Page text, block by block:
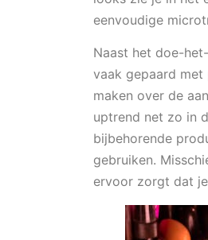
eenvoudige
Naast het doe-
vaak gepaard
maken over de
uptrend net zo in
bijbehorende
gebruiken.
ervoor zorgt dat